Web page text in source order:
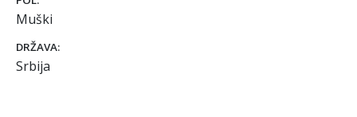
Muški
DRŽAVA:
Srbija